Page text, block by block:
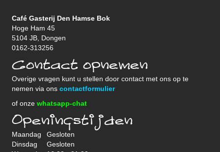
Café Gasterij Den Hamse Bok
Hoge Ham 45
5104 JB, Dongen
0162-313256
Contact opnemen
Overige vragen kunt u stellen door contact met ons op te
nemen via ons contactformulier
of onze whatsapp-chat
Openingstijden
Maandag
Gesloten
Dinsdag
Gesloten